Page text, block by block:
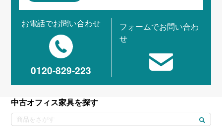
お電話でお問い合わせ
0120-829-223
フォームでお問い合わ
せ
中古オフィス家具を探す